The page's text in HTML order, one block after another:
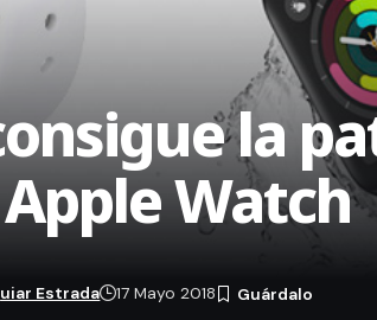
la
Watch
Estrada 17 Mayo 2018